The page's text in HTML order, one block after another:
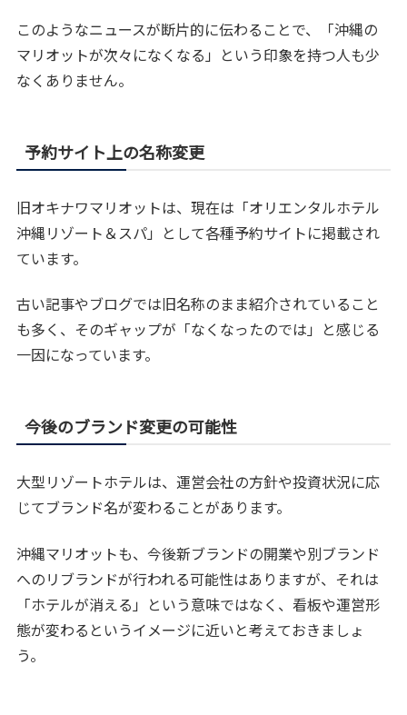
このようなニュースが断片的に伝わることで、「沖縄の
マリオットが次々になくなる」という印象を持つ人も少
なくありません。
予約サイト上の名称変更
旧オキナワマリオットは、現在は「オリエンタルホテル
沖縄リゾート＆スパ」として各種予約サイトに掲載され
ています。
古い記事やブログでは旧名称のまま紹介されていること
も多く、そのギャップが「なくなったのでは」と感じる
一因になっています。
今後のブランド変更の可能性
大型リゾートホテルは、運営会社の方針や投資状況に応
じてブランド名が変わることがあります。
沖縄マリオットも、今後新ブランドの開業や別ブランド
へのリブランドが行われる可能性はありますが、それは
「ホテルが消える」という意味ではなく、看板や運営形
態が変わるというイメージに近いと考えておきましょ
う。